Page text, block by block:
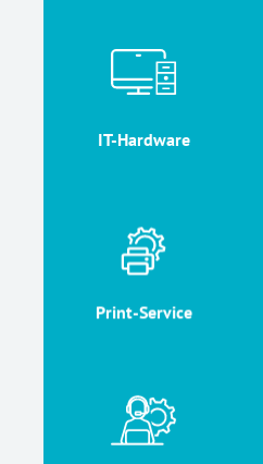
IT-Hardware
IT-Hardware
Print-Service
Print-Service
IT-Betreuung